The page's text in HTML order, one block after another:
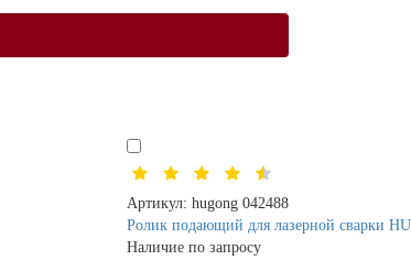
Артикул: hugong 042488
Ролик подающий для лазерной сварки
Наличие по запросу